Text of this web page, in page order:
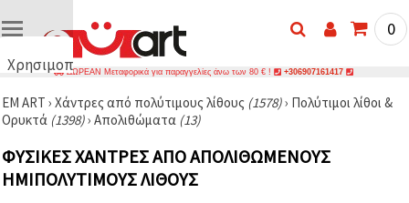
Χρησιμοποιούμε
🍪
Χρησιμοποιούμε
παρόμοιες
τεχνολογίες
για να
0
ΔΩΡΕΑΝ Μεταφορικά για παραγγελίες άνω των 80 € ! +306907161417
EM ART › Χάντρες από πολύτιμους λίθους (1578)› Πολύτιμοι λίθοι &
Ορυκτά (1398)› Απολιθώματα (13)
ΦΥΣΙΚΈΣ ΧΆΝΤΡΕΣ ΑΠΌ ΑΠΟΛΙΘΩΜΈΝΟΥΣ
ΗΜΙΠΟΛΎΤΙΜΟΥΣ ΛΊΘΟΥΣ